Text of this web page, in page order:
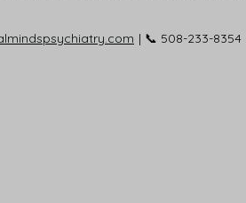
| 📞 508-233-8354